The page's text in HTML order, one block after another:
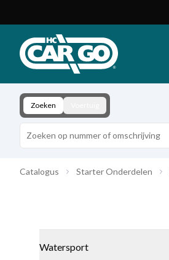
Download
Contact
Zoeken
Catalogus Starter Onderdelen
Watersport